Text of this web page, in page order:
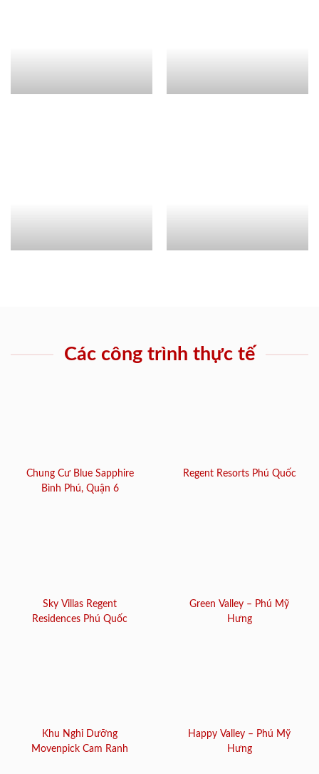
Các công trình thực tế
Chung Cư Blue Sapphire
Bình Phú, Quận 6
Regent Resorts Phú Quốc
Sky Villas Regent
Residences Phú Quốc
Green Valley – Phú Mỹ
Hưng
Khu Nghỉ Dưỡng
Movenpick Cam Ranh
Happy Valley – Phú Mỹ
Hưng